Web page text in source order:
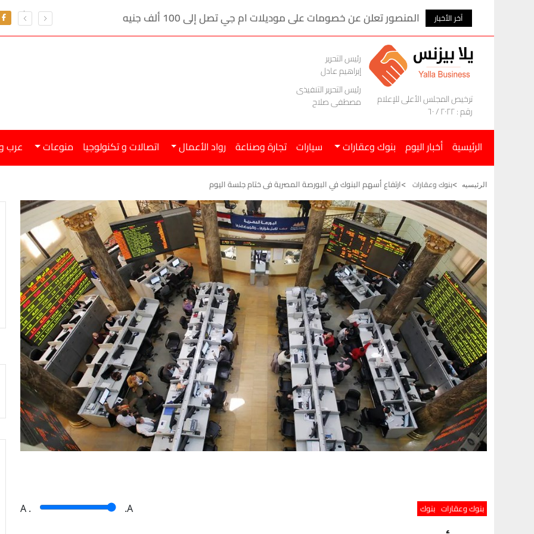
آخر الأخبار المنصور تعلن عن خصومات على موديلات ام جي تصل إلى 100 ألف جنيه
ترخيص المجلس الأعلى للإعلام
رقم : ٢٠٢٢ / ٦٠
رئيس التحرير
إبراهيم عادل
رئيس التحرير التنفيذى
مصطفى صلاح
الرئيسية أخبار اليوم بنوك وعقارات سيارات تجارة وصناعة رواد الأعمال اتصالات و تكنولوجيا منوعات عرب
الرئيسيه بنوك وعقارات ارتفاع أسهم البنوك في البورصة المصرية فى ختام جلسة اليوم
بنوك وعقارات بنوك A . .A